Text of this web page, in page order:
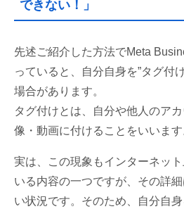
できない！」
先述ご紹介した方法でMeta
っていると、自分自身を”タグ付
場合があります。
タグ付けとは、自分や他人のア
像・動画に付けることをいいます
実は、この現象もインターネッ
いる内容の一つですが、その詳
い状況です。そのため、自分自